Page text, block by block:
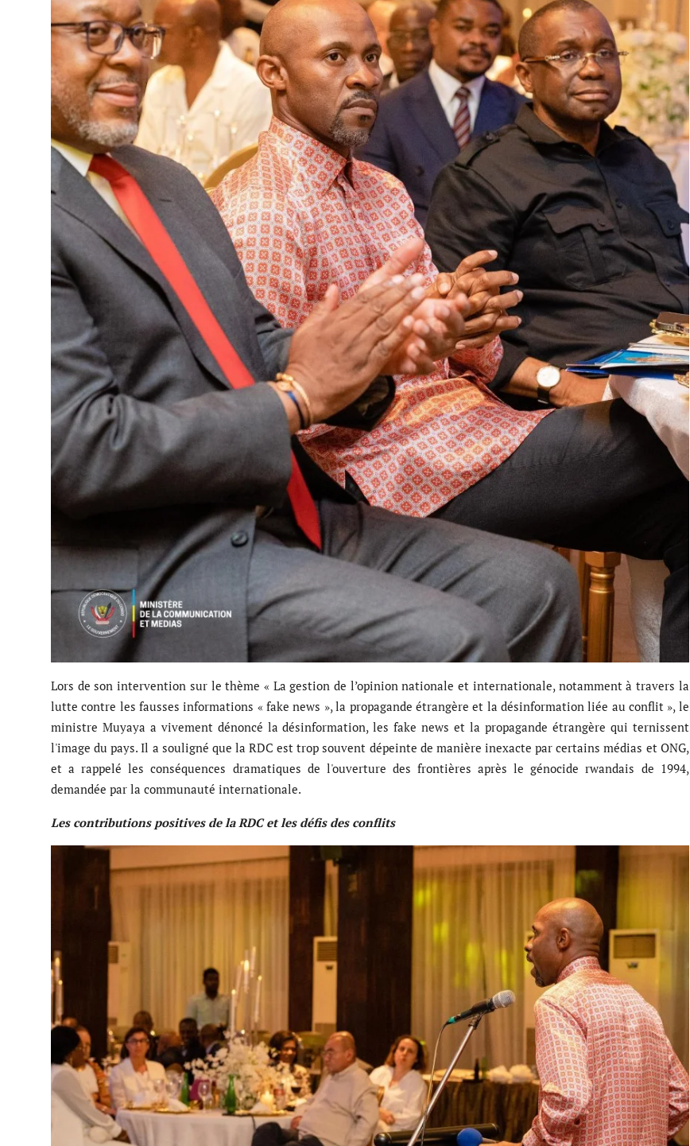
Lors de son intervention sur le thème « La gestion de l’opinion nationale et internationale, notamment à travers la
lutte contre les fausses informations « fake news », la propagande étrangère et la désinformation liée au conflit », le
ministre Muyaya a vivement dénoncé la désinformation, les fake news et la propagande étrangère qui ternissent
l'image du pays. Il a souligné que la RDC est trop souvent dépeinte de manière inexacte par certains médias et ONG,
et a rappelé les conséquences dramatiques de l'ouverture des frontières après le génocide rwandais de 1994,
demandée par la communauté internationale.
Les contributions positives de la RDC et les défis des conflits